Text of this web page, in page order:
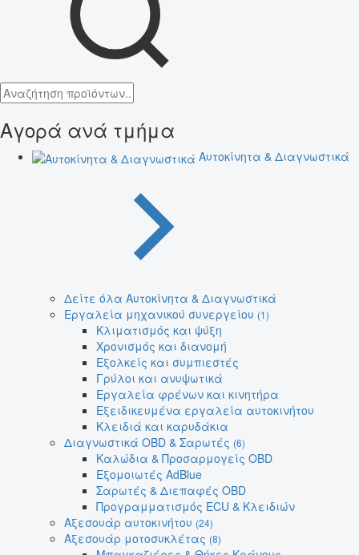
Αγορά ανά τμήμα
Αυτοκίνητα & Διαγνωστικά
Δείτε όλα Αυτοκίνητα & Διαγνωστικά
Εργαλεία μηχανικού συνεργείου (1)
Κλιματισμός και ψύξη
Χρονισμός και διανομή
Εξολκείς και συμπιεστές
Γρύλοι και ανυψωτικά
Εργαλεία φρένων και κινητήρα
Εξειδικευμένα εργαλεία αυτοκινήτου
Κλειδιά και καρυδάκια
Διαγνωστικά OBD & Σαρωτές (6)
Καλώδια & Προσαρμογείς OBD
Εξομοιωτές AdBlue
Σαρωτές & Διεπαφές OBD
Προγραμματισμός ECU & Κλειδιών
Αξεσουάρ αυτοκινήτου (24)
Αξεσουάρ μοτοσυκλέτας (8)